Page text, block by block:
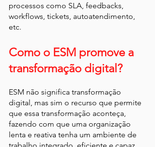
processos como SLA, feedbacks,
workflows, tickets, autoatendimento,
etc.
Como o ESM promove a
transformação digital?
ESM não significa transformação
digital, mas sim o recurso que permite
que essa transformação aconteça,
fazendo com que uma organização
lenta e reativa tenha um ambiente de